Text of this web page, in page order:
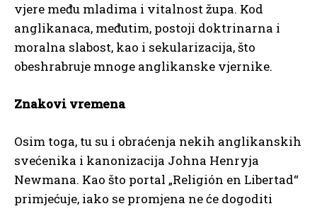
vjere među mladima i vitalnost župa. Kod
anglikanaca, međutim, postoji doktrinarna i
moralna slabost, kao i sekularizacija, što
obeshrabruje mnoge anglikanske vjernike.
Znakovi vremena
Osim toga, tu su i obraćenja nekih anglikanskih
svećenika i kanonizacija Johna Henryja
Newmana. Kao što portal „Religión en Libertad“
primjećuje, iako se promjena ne će dogoditi